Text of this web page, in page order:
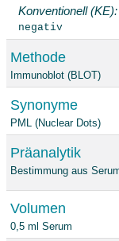
Konventionell (KE):
negativ
Methode
Immunoblot (BLOT)
Synonyme
PML (Nuclear Dots)
Präanalytik
Bestimmung aus
Volumen
0,5 ml Serum